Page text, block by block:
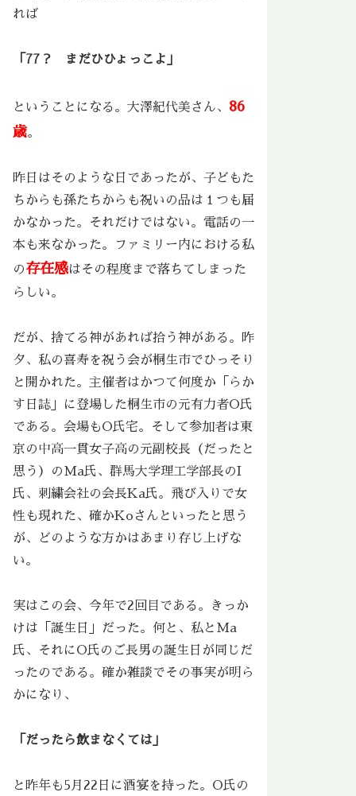
れば
「77？ まだひひょっこよ」
ということになる。大澤紀代美さん、 86
歳。
昨日はそのような日であったが、子どもた
ちからも孫たちからも祝いの品は１つも届
かなかった。それだけではない。電話の一
本も来なかった。ファミリー内における私
の存在感はその程度まで落ちてしまった
らしい。
だが、捨てる神があれば拾う神がある。昨
夕、私の喜寿を祝う会が桐生市でひっそり
と開かれた。主催者はかつて何度か「らか
す日誌」に登場した桐生市の元有力者O氏
である。会場もO氏宅。そして参加者は東
京の中高一貫女子高の元副校長（だったと
思う）のMa氏、群馬大学理工学部長のI
氏、刺繍会社の会長Ka氏。飛び入りで女
性も現れた、確かKoさんといったと思う
が、どのような方かはあまり存じ上げな
い。
実はこの会、今年で2回目である。きっか
けは「誕生日」だった。何と、私とMa
氏、それにO氏のご長男の誕生日が同じだ
ったのである。確か雑談でその事実が明ら
かになり、
「だったら飲まなくては」
と昨年も5月22日に酒宴を持った。O氏の